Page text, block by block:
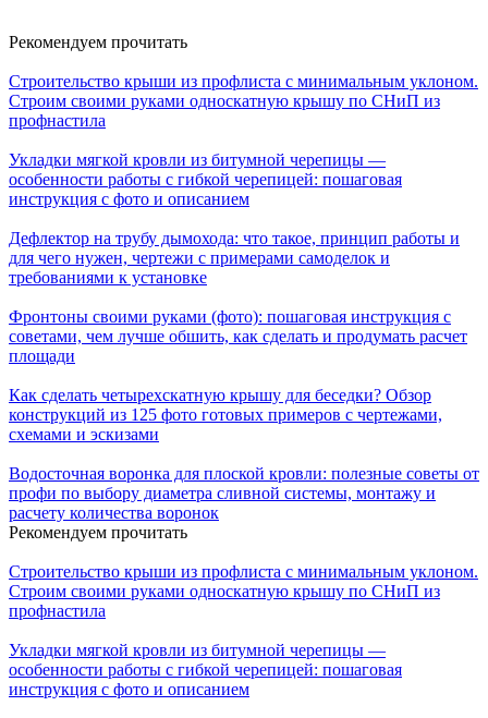
Рекомендуем прочитать
Строительство крыши из профлиста с минимальным уклоном.
Строим своими руками односкатную крышу по СНиП из
профнастила
Укладки мягкой кровли из битумной черепицы —
особенности работы с гибкой черепицей: пошаговая
инструкция с фото и описанием
Дефлектор на трубу дымохода: что такое, принцип работы и
для чего нужен, чертежи с примерами самоделок и
требованиями к установке
Фронтоны своими руками (фото): пошаговая инструкция с
советами, чем лучше обшить, как сделать и продумать расчет
площади
Как сделать четырехскатную крышу для беседки? Обзор
конструкций из 125 фото готовых примеров с чертежами,
схемами и эскизами
Водосточная воронка для плоской кровли: полезные советы от
профи по выбору диаметра сливной системы, монтажу и
расчету количества воронок
Рекомендуем прочитать
Строительство крыши из профлиста с минимальным уклоном.
Строим своими руками односкатную крышу по СНиП из
профнастила
Укладки мягкой кровли из битумной черепицы —
особенности работы с гибкой черепицей: пошаговая
инструкция с фото и описанием